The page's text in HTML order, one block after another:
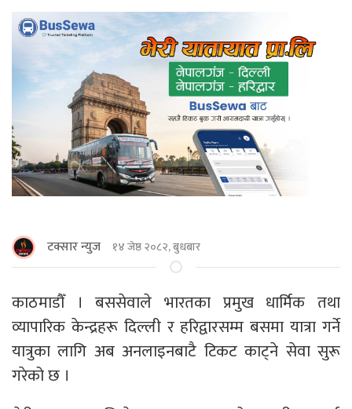
टक्सार न्युज १४ जेष्ठ २०८२, बुधबार
काठमाडौँ । बससेवाले भारतका प्रमुख धार्मिक तथा
व्यापारिक केन्द्रहरू दिल्ली र हरिद्वारसम्म बसमा यात्रा गर्ने
यात्रुका लागि अब अनलाइनबाटै टिकट काट्ने सेवा सुरू
गरेको छ ।